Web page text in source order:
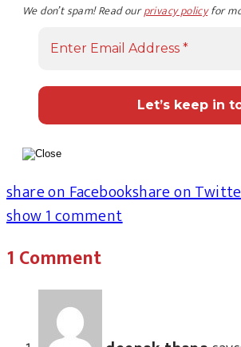
We don’t spam! Read ourprivacy policyfor
share on Facebookshare on
show 1 comment
1 Comment